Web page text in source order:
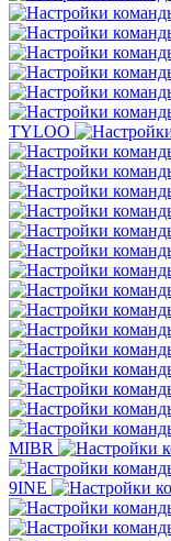
TYLOO
MIBR
9INE